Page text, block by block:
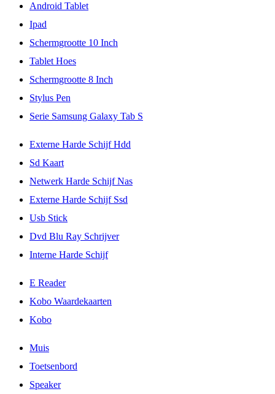
Android Tablet
Ipad
Schermgrootte 10 Inch
Tablet Hoes
Schermgrootte 8 Inch
Stylus Pen
Serie Samsung Galaxy Tab S
Externe Harde Schijf Hdd
Sd Kaart
Netwerk Harde Schijf Nas
Externe Harde Schijf Ssd
Usb Stick
Dvd Blu Ray Schrijver
Interne Harde Schijf
E Reader
Kobo Waardekaarten
Kobo
Muis
Toetsenbord
Speaker